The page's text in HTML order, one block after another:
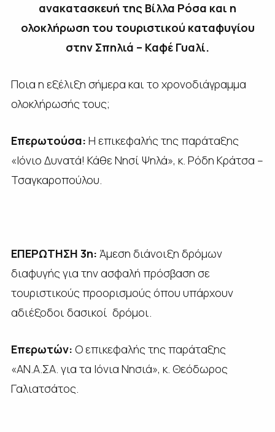
ανακατασκευή της Βίλλα Ρόσα και η
ολοκλήρωση του τουριστικού καταφυγίου
στην Σπηλιά – Καφέ Γυαλί.
Ποια η εξέλιξη σήμερα και το χρονοδιάγραμμα
ολοκλήρωσής τους;
Επερωτούσα: Η επικεφαλής της παράταξης
«Ιόνιο Δυνατά! Κάθε Νησί Ψηλά», κ. Ρόδη Κράτσα –
Τσαγκαροπούλου.
ΕΠΕΡΩΤΗΣΗ 3η: Άμεση διάνοιξη δρόμων
διαφυγής για την ασφαλή πρόσβαση σε
τουριστικούς προορισμούς όπου υπάρχουν
αδιέξοδοι δασικοί δρόμοι.
Επερωτών: Ο επικεφαλής της παράταξης
«ΑΝ.Α.ΣΑ. για τα Ιόνια Νησιά», κ. Θεόδωρος
Γαλιατσάτος.